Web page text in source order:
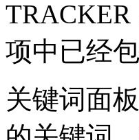
项中已经
关键词面